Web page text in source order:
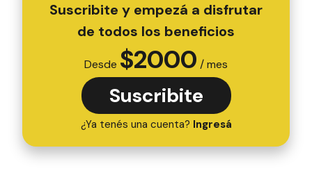
Suscribite y empezá a disfrutar
de todos los beneficios
Desde $2000 / mes
Suscribite
¿Ya tenés una cuenta? Ingresá